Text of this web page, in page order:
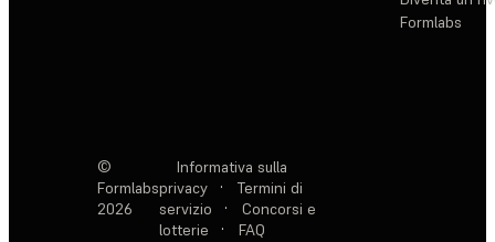
Formlabs
©
Formlabs
2026
Informativa sulla
privacy
·
Termini di
servizio
·
Concorsi e
lotterie
· FAQ